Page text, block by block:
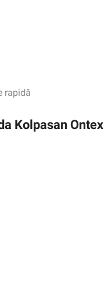
rapidă
Kolpasan Ontex